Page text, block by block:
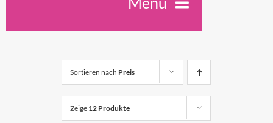
Spirit Antiqua
Unterricht
Trauerfeiern
Sortieren nach Preis
Zeige 12 Produkte